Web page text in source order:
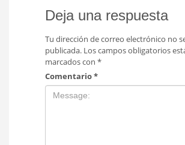
Deja una respuesta
Tu dirección de correo electrónico no
publicada. Los campos obligatorios
marcados con *
Comentario*